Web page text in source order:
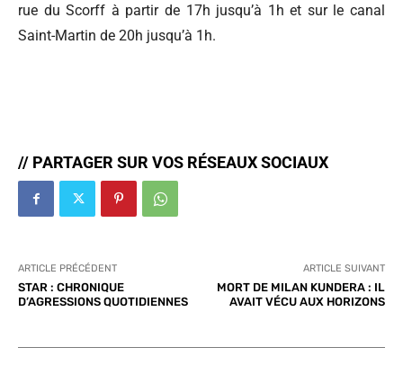
rue du Scorff à partir de 17h jusqu’à 1h et sur le canal
Saint-Martin de 20h jusqu’à 1h.
// PARTAGER SUR VOS RÉSEAUX SOCIAUX
ARTICLE PRÉCÉDENT
STAR : CHRONIQUE
D’AGRESSIONS QUOTIDIENNES
ARTICLE SUIVANT
MORT DE MILAN KUNDERA : IL
AVAIT VÉCU AUX HORIZONS